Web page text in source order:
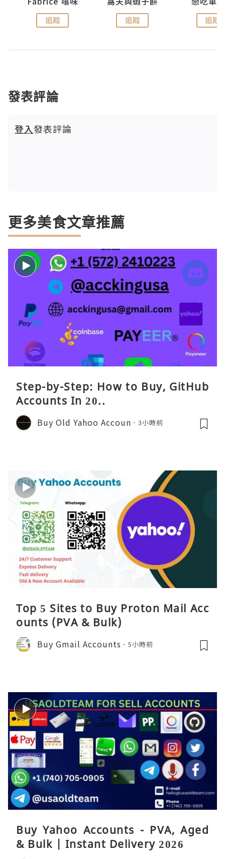
追蹤 追蹤 追蹤
發表評論
登入發表評論
更多美食文章推薦
Step-by-Step: How to Buy, GitHub
Accounts In 20..
Buy Old Yahoo Accoun 3小時前
Top 5 Sites to Buy Proton Mail Acc
ounts (PVA & Bulk)
Buy Gmail Accounts 5小時前
Buy Yahoo Accounts - PVA, Aged
& Bulk | Instant Delivery 2026